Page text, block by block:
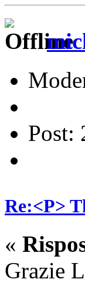
Post:
Re:<P>
«
Grazie